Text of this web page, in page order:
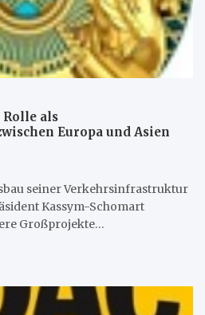
Rolle als
Europa und Asien
seiner Verkehrsinfrastruktur
Kassym-Schomart
Großprojekte…